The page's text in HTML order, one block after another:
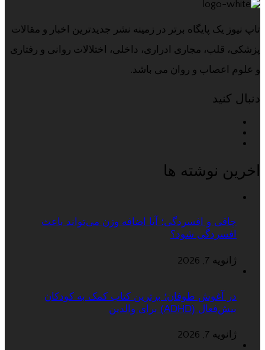
تاپ نیوز یک پایگاه برتر در زمینه نشر جدیدترین اخبار و مقالات
پزشکی، قلب، مجاری ادراری، داخلی، اختلالات روانی و رفتاری
و علوم اعصاب و روان می باشد.
دنبال کنید
اخرین نوشته ها
چاقی و افسردگی؛ آیا اضافه وزن می‌تواند باعث
افسردگی شود؟
ژانویه 7, 2026
در آغوش طوفان؛ برترین کتاب کمک به کودکان
بیش‌فعال (ADHD) برای والدین
ژانویه 7, 2026